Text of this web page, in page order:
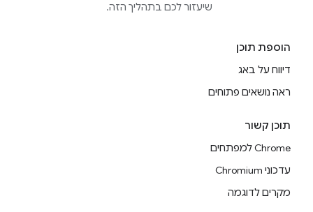
שיעזור לכם בתהליך הזה.
הוספת תוכן
דיווח על באג
ראה נושאים פתוחים
תוכן קשור
Chrome למפתחים
עדכוני Chromium
מקרים לדוגמה